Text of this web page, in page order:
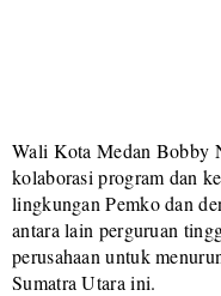
Wali Kota Medan Bobby
kolaborasi program dan
lingkungan Pemko dan
antara lain perguruan
perusahaan untuk
Sumatra Utara ini.